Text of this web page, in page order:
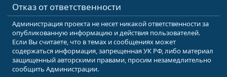
Отказ от ответственности
Администрация проекта не несет никакой ответственности за
опубликованную информацию и действия пользователей.
Если Вы считаете, что в темах и сообщениях может
содержаться информация, запрещенная УК РФ, либо материал
защищенный авторскими правами, просим незамедлительно
сообщить Администрации.